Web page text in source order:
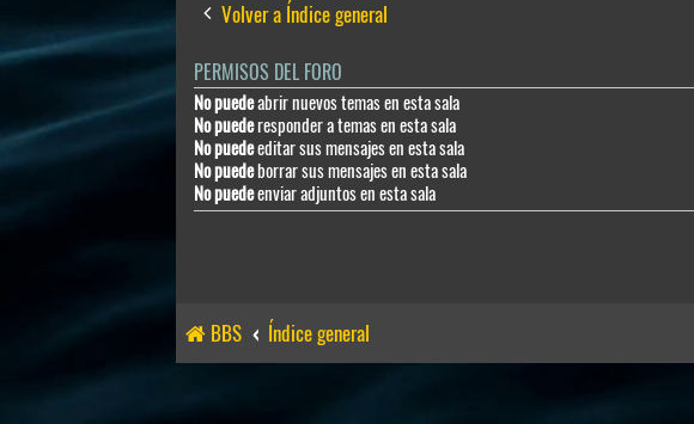
Volver a Índice general
PERMISOS DEL FORO
No puedeabrir nuevos temas en esta sala
No puederesponder a temas en esta sala
No puedeeditar sus mensajes en esta sala
No puedeborrar sus mensajes en esta sala
No puedeenviar adjuntos en esta sala
BBS Índice general